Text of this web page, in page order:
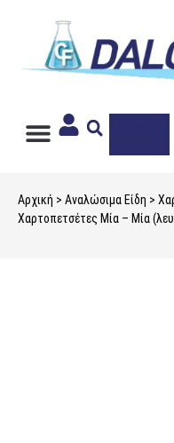
Αρχική > Αναλώσιμα Είδη >
Χαρτοπετσέτες Μία – Μία